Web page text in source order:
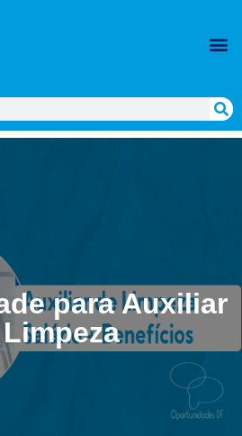
para Auxiliar